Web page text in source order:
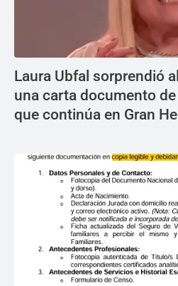
Laura Ubfal sorprendió
una carta documento
que continúa en Gran